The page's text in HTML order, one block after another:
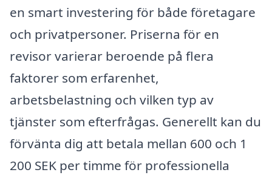
en smart investering för både företagare
och privatpersoner. Priserna för en
revisor varierar beroende på flera
faktorer som erfarenhet,
arbetsbelastning och vilken typ av
tjänster som efterfrågas. Generellt kan du
förvänta dig att betala mellan 600 och 1
200 SEK per timme för professionella